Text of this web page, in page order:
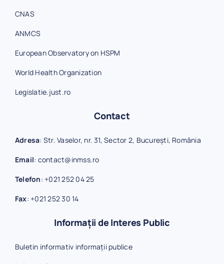
CNAS
ANMCS
European Observatory on HSPM
World Health Organization
Legislatie.just.ro
Contact
Adresa: Str. Vaselor, nr. 31, Sector 2, București, România
Email: contact@inmss.ro
Telefon: +021 252 04 25
Fax: +021 252 30 14
Informații de Interes Public
Buletin informativ informații publice